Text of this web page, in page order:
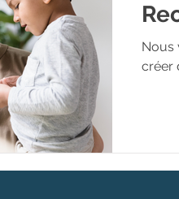
Vidéos
Nous
créer